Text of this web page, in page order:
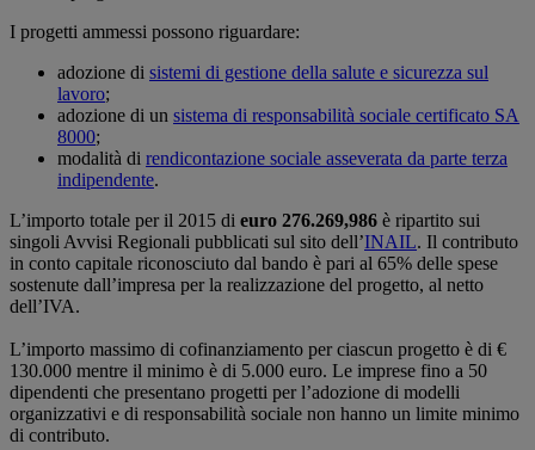
I progetti ammessi possono riguardare:
adozione di sistemi di gestione della salute e sicurezza sul
lavoro;
adozione di un sistema di responsabilità sociale certificato SA
8000;
modalità di rendicontazione sociale asseverata da parte terza
indipendente.
L’importo totale per il 2015 di euro 276.269,986 è ripartito sui
singoli Avvisi Regionali pubblicati sul sito dell’INAIL. Il contributo
in conto capitale riconosciuto dal bando è pari al 65% delle spese
sostenute dall’impresa per la realizzazione del progetto, al netto
dell’IVA.
L’importo massimo di cofinanziamento pe​​r ciascun progetto è di €
130.000 mentre il minimo è di 5.000 euro. Le imprese fino a 50
dipendenti che presentano progetti per l’adozione di modelli
organizzativi e di responsabilità sociale non hanno un limite minimo
di contributo.